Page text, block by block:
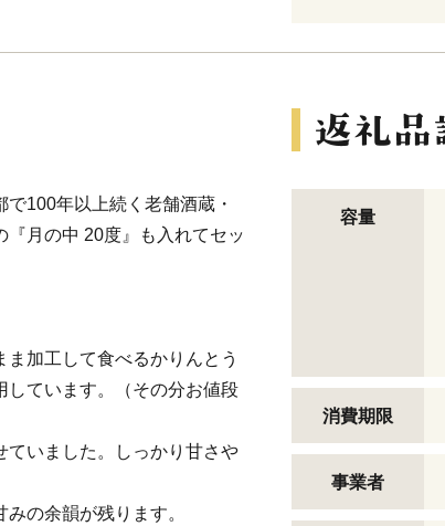
100年以上続く老舗酒蔵・
月の中 20度』も入れてセッ
加工して食べるかりんとう
しています。（その分お値段
ていました。しっかり甘さや
の余韻が残ります。
容量
消費期限
事業者